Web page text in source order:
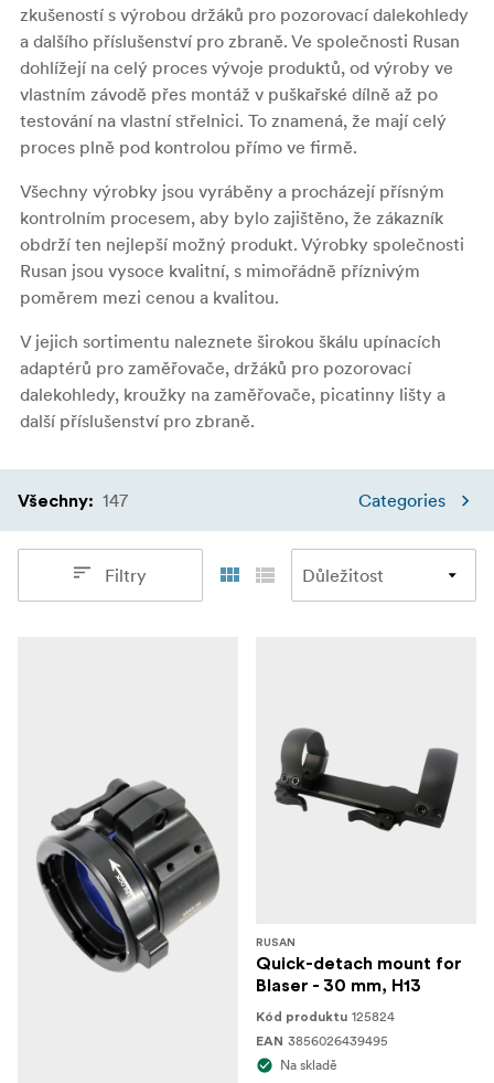
zkušeností s výrobou držáků pro pozorovací dalekohledy
a dalšího příslušenství pro zbraně. Ve společnosti Rusan
dohlížejí na celý proces vývoje produktů, od výroby ve
vlastním závodě přes montáž v puškařské dílně až po
testování na vlastní střelnici. To znamená, že mají celý
proces plně pod kontrolou přímo ve firmě.
Všechny výrobky jsou vyráběny a procházejí přísným
kontrolním procesem, aby bylo zajištěno, že zákazník
obdrží ten nejlepší možný produkt. Výrobky společnosti
Rusan jsou vysoce kvalitní, s mimořádně příznivým
poměrem mezi cenou a kvalitou.
V jejich sortimentu naleznete širokou škálu upínacích
adaptérů pro zaměřovače, držáků pro pozorovací
dalekohledy, kroužky na zaměřovače, picatinny lišty a
další příslušenství pro zbraně.
Všechny: 147 Categories
Filtry
RUSAN
Quick-detach mount for
Blaser - 30 mm, H13
Kód produktu 125824
EAN 3856026439495
Na skladě